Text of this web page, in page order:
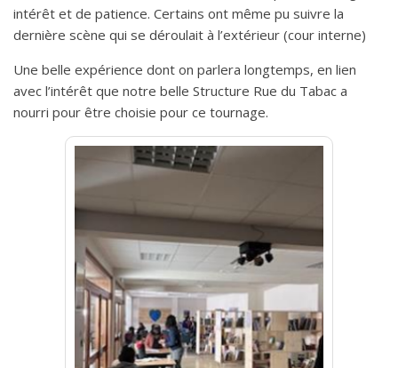
intérêt et de patience. Certains ont même pu suivre la
dernière scène qui se déroulait à l’extérieur (cour interne)
Une belle expérience dont on parlera longtemps, en lien
avec l’intérêt que notre belle Structure Rue du Tabac a
nourri pour être choisie pour ce tournage.